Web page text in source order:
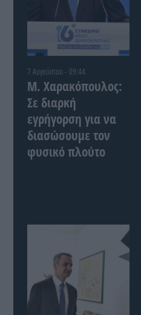
7 Αυγούστου - 09:44
Μ. Χαρακόπουλος:
Σε διαρκή
εγρήγορση για να
διασώσουμε τον
φυσικό πλούτο